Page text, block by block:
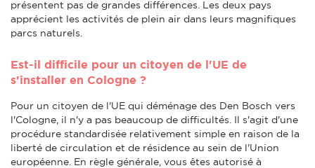
présentent pas de grandes différences. Les deux pays
apprécient les activités de plein air dans leurs magnifiques
parcs naturels.
Est-il difficile pour un citoyen de l'UE de
s'installer en Cologne ?
Pour un citoyen de l'UE qui déménage des Den Bosch vers
l'Cologne, il n'y a pas beaucoup de difficultés. Il s'agit d'une
procédure standardisée relativement simple en raison de la
liberté de circulation et de résidence au sein de l'Union
européenne. En règle générale, vous êtes autorisé à